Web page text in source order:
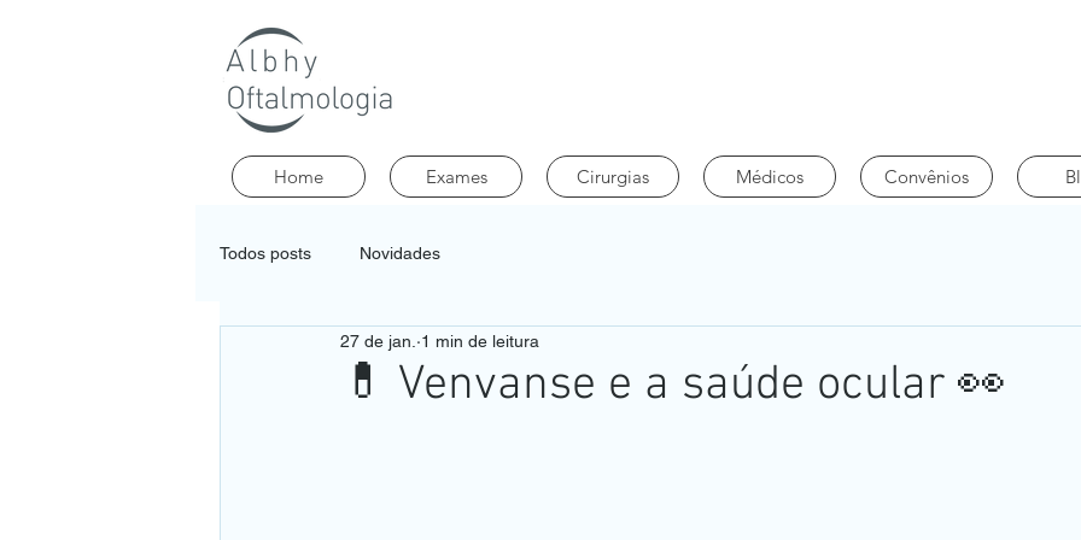
Home Exames Cirurgias Médicos Convênios
Todos posts Novidades
💊 Venvanse e a saúde ocular 👀
27 de jan. 1 min de leitura